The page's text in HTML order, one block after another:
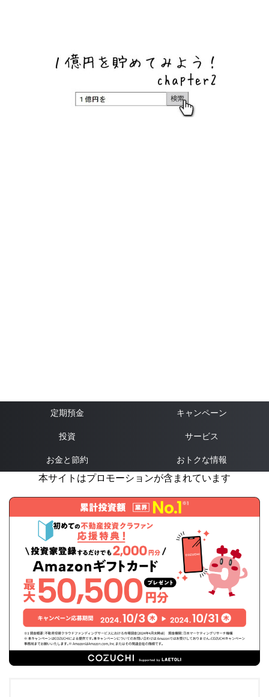
定期預金 キャンペーン
投資 サービス
お金と節約 おトクな情報
本サイトはプロモーションが含まれています